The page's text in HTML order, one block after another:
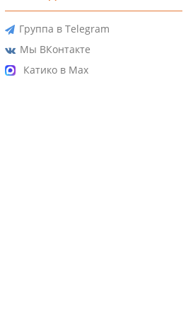
Группа в Telegram
Мы ВКонтакте
Катико в Max